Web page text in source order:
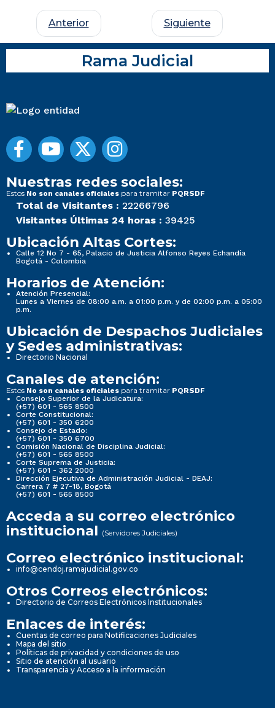
Anterior Siguiente
Rama Judicial
Nuestras redes sociales:
Estos No son canales oficiales para tramitar PQRSDF
Total de Visitantes : 22266796
Visitantes Últimas 24 horas : 39425
Ubicación Altas Cortes:
Calle 12 No 7 - 65, Palacio de Justicia Alfonso Reyes Echandía
Bogotá - Colombia
Horarios de Atención:
Atención Presencial:
Lunes a Viernes de 08:00 a.m. a 01:00 p.m. y de 02:00 p.m. a 05:00
p.m.
Ubicación de Despachos Judiciales
y Sedes administrativas:
Directorio Nacional
Canales de atención:
Estos No son canales oficiales para tramitar PQRSDF
Consejo Superior de la Judicatura:
(+57) 601 - 565 8500
Corte Constitucional:
(+57) 601 - 350 6200
Consejo de Estado:
(+57) 601 - 350 6700
Comisión Nacional de Disciplina Judicial:
(+57) 601 - 565 8500
Corte Suprema de Justicia:
(+57) 601 - 362 2000
Dirección Ejecutiva de Administración Judicial - DEAJ:
Carrera 7 # 27-18, Bogotá
(+57) 601 - 565 8500
Acceda a su correo electrónico
institucional (Servidores Judiciales)
Correo electrónico institucional:
info@cendoj.ramajudicial.gov.co
Otros Correos electrónicos:
Directorio de Correos Electrónicos Institucionales
Enlaces de interés:
Cuentas de correo para Notificaciones Judiciales
Mapa del sitio
Políticas de privacidad y condiciones de uso
Sitio de atención al usuario
Transparencia y Acceso a la información